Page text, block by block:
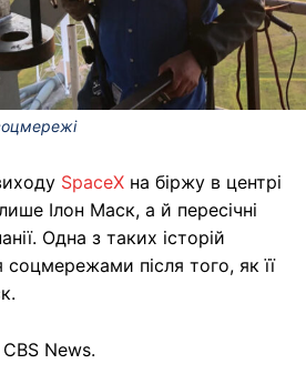
SpaceX на біржу в центрі
Ілон Маск, а й пересічні
Одна з таких історій
після того, як її
CBS News.